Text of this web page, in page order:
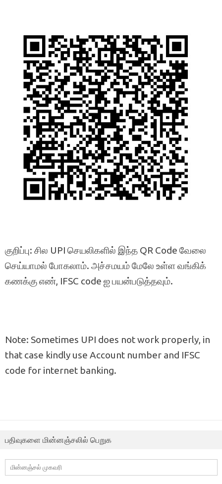
குறிப்பு: சில UPI செயலிகளில் இந்த QR Code வேலை
செய்யாமல் போகலாம். அச்சமயம் மேலே உள்ள வங்கிக்
கணக்கு எண், IFSC code ஐ பயன்படுத்தவும்.
Note: Sometimes UPI does not work properly, in
that case kindly use Account number and IFSC
code for internet banking.
பதிவுகளை மின்னஞ்சலில் பெறுக
மின்னஞ்சல்
முகவரி